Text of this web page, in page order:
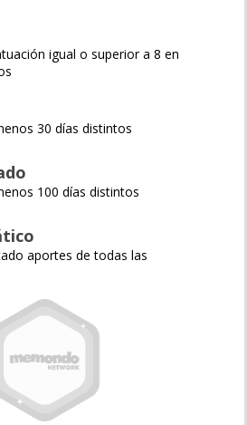
igual o superior a 8 en
30 días distintos
100 días distintos
aportes de todas las